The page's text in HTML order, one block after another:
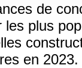
de
les plus
en 2023.